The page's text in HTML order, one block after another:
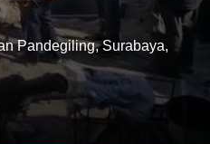
Pandegiling, Surabaya,